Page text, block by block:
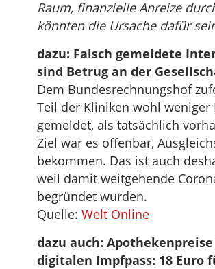
Raum, finanzielle Anreize
könnten die Ursache dafür
dazu: Falsch gemeldete
sind Betrug an der
Dem Bundesrechnungshof
Teil der Kliniken wohl weniger
gemeldet, als tatsächlich
Ziel war es offenbar,
bekommen. Das ist auch
weil damit weitgehende
begründet wurden.
Quelle: Welt Online
dazu auch:
digitalen Impfpass: 18 Euro